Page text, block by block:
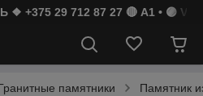
+375 29 712 87 27 🔴 A1 • 🟣
памятники Памятник